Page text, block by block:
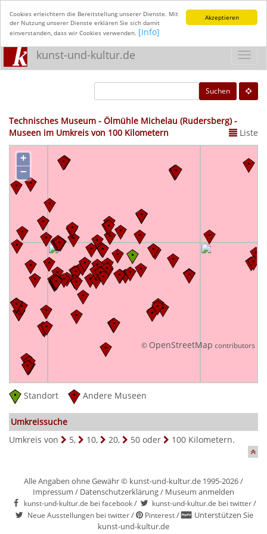
Akzeptieren
Cookies erleichtern die Bereitstellung unserer Dienste. Mit
der Nutzung unserer Dienste erklären Sie sich damit
einverstanden, dass wir Cookies verwenden. [Info]
kunst-und-kultur.de
Suchen
Technisches Museum - Ölmühle Michelau (Rudersberg) -
Museen im Umkreis von 100 Kilometern
Liste
+
−
© OpenStreetMap contributors
Standort Andere Museen
Umkreissuche
Umkreis von
5, 10, 20, 50 oder 100 Kilometern.
Alle Angaben ohne Gewähr © kunst-und-kultur.de 1995-2026 /
Impressum / Datenschutzerklärung/ Museum anmelden
kunst-und-kultur.de bei facebook/ kunst-und-kultur.de bei twitter/
Neue Ausstellungen bei twitter/ Pinterest/
Unterstützen Sie
kunst-und-kultur.de